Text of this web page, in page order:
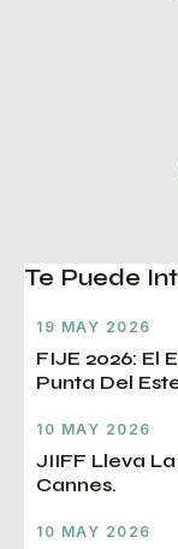
Te Puede
19 MAY 2026
FIJE 2026: El
Punta Del
10 MAY 2026
JIIFF Lleva
Cannes.
10 MAY 2026